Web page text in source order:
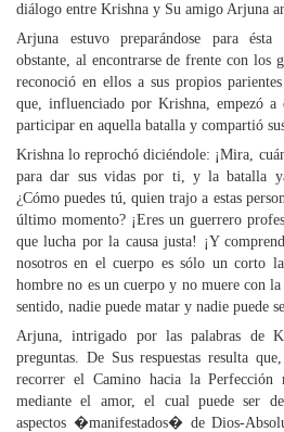
diálogo entre Krishna y Su amigo Arjuna
Arjuna estuvo preparándose para
obstante, al encontrarse de frente con los
reconoció en ellos a sus propios
que, influenciado por Krishna, empezó a
participar en aquella batalla y compartió
Krishna lo reprochó diciéndole: ¡Mira,
para dar sus vidas por ti, y la batalla
¿Cómo puedes tú, quien trajo a estas
último momento? ¡Eres un guerrero
que lucha por la causa justa! ¡Y
nosotros en el cuerpo es sólo un corto
hombre no es un cuerpo y no muere con
sentido, nadie puede matar y nadie puede
Arjuna, intrigado por las palabras de
preguntas. De Sus respuestas resulta
recorrer el Camino hacia la Perfección
mediante el amor, el cual puede ser
aspectos �manifestados� de Dios-